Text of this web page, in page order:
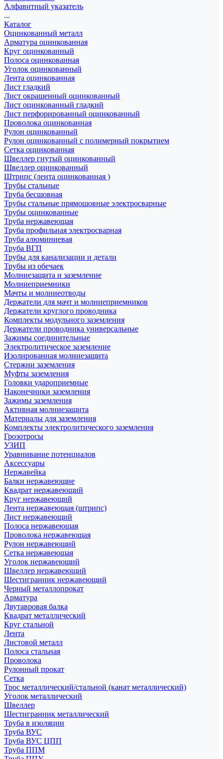
Алфавитный указатель
...
Каталог
Оцинкованный металл
Арматура оцинкованная
Круг оцинкованный
Полоса оцинкованная
Уголок оцинкованный
Лента оцинкованная
Лист гладкий
Лист окрашенный оцинкованный
Лист оцинкованный гладкий
Лист перфорированный оцинкованный
Проволока оцинкованная
Рулон оцинкованный
Рулон оцинкованный с полимерный покрытием
Сетка оцинкованная
Швеллер гнутый оцинкованный
Швеллер оцинкованный
Штрипс (лента оцинкованная )
Трубы стальные
Труба бесшовная
Трубы стальные прямошовные электросварные
Трубы оцинкованные
Труба нержавеющая
Труба профильная электросварная
Труба алюминиевая
Труба ВГП
Трубы для канализации и детали
Трубы из обечаек
Молниезащита и заземление
Молниеприемники
Мачты и молниеотводы
Держатели для мачт и молниеприемников
Держатели круглого проводника
Комплекты модульного заземления
Держатели проводника универсальные
Зажимы соединительные
Электролитическое заземление
Изолированная молниезащита
Стержни заземления
Муфты заземления
Головки удароприемные
Наконечники заземления
Зажимы заземления
Активная молниезащита
Материалы для заземления
Комплекты электролитического заземления
Грозотросы
УЗИП
Уравнивание потенциалов
Аксессуары
Нержавейка
Балки нержавеющие
Квадрат нержавеющий
Круг нержавеющий
Лента нержавеющая (штрипс)
Лист нержавеющий
Полоса нержавеющая
Проволока нержавеющая
Рулон нержавеющий
Сетка нержавеющая
Уголок нержавеющий
Швеллер нержавеющий
Шестигранник нержавеющий
Черный металлопрокат
Арматура
Двутавровая балка
Квадрат металлический
Круг стальной
Лента
Листовой металл
Полоса стальная
Проволока
Рулонный прокат
Сетка
Трос металлический/стальной (канат металлический)
Уголок металлический
Швеллер
Шестигранник металлический
Труба в изоляции
Труба ВУС
Труба ВУС ЦПП
Труба ППМ